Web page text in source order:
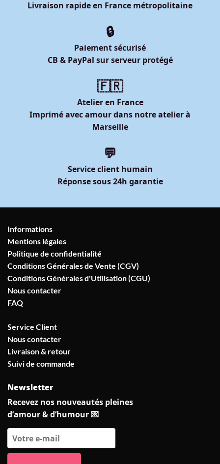
Livraison rapide en France métropolitaine
🔒
Paiement sécurisé
CB & PayPal sur serveur protégé
🇫🇷
Atelier en France
Imprimé avec amour dans notre atelier à
Marseille
💬
Service client humain
Réponse sous 24h garantie
Informations
Mentions légales
Politique de confidentialité
Conditions Générales de Vente (CGV)
Conditions Générales d'Utilisation (CGU)
Nous contacter
FAQ
Service Client
Nous contacter
Livraison & retour
Suivi de commande
Newsletter
Recevez nos nouveautés pleines
d’amour & d’humour 💌